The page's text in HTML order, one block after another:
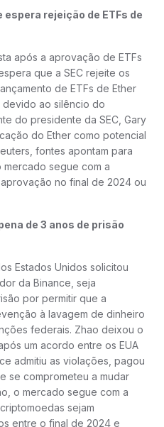
rejeição de ETFs de
após a aprovação de ETFs
que a SEC rejeite os
de ETFs de Ether
devido ao silêncio do
do presidente da SEC, Gary
do Ether como potencial
fontes apontam para
mercado segue com a
no final de 2024 ou
de 3 anos de prisão
Estados Unidos solicitou
da Binance, seja
por permitir que a
à lavagem de dinheiro
federais. Zhao deixou o
um acordo entre os EUA
admitiu as violações, pagou
se comprometeu a mudar
o mercado segue com a
sejam
entre o final de 2024 e